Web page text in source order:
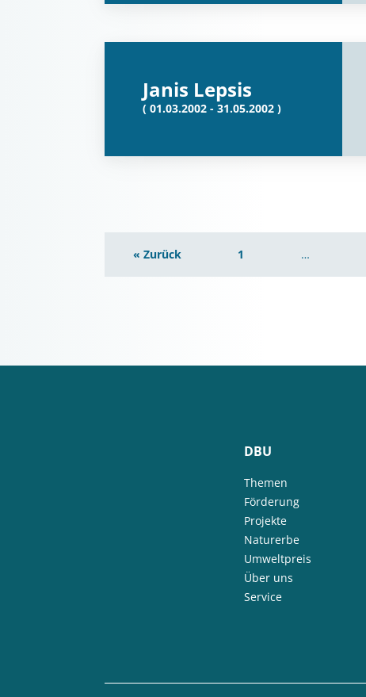
Janis Lepsis
( 01.03.2002 - 31.05.2002 )
« Zurück 1 …
DBU
Themen
Förderung
Projekte
Naturerbe
Umweltpreis
Über uns
Service